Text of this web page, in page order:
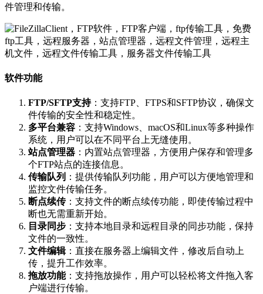
件管理和传输。
软件功能
FTP/SFTP支持：支持FTP、FTPS和SFTP协议，确保文
件传输的安全性和稳定性。
多平台兼容 ：支持Windows、macOS和Linux等多种操作
系统，用户可以在不同平台上无缝使用。
站点管理器 ：内置站点管理器，方便用户保存和管理多
个FTP站点的连接信息。
传输队列 ：提供传输队列功能，用户可以方便地管理和
监控文件传输任务。
断点续传：支持文件的断点续传功能，即使传输过程中
断也无需重新开始。
目录同步 ：支持本地目录和远程目录的同步功能，保持
文件的一致性。
文件编辑：直接在服务器上编辑文件，修改后自动上
传，提升工作效率。
拖放功能：支持拖放操作，用户可以轻松将文件拖入客
户端进行传输。